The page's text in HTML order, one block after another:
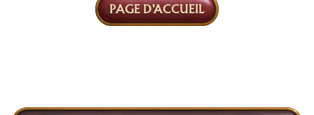
PAGE D'ACCUEIL